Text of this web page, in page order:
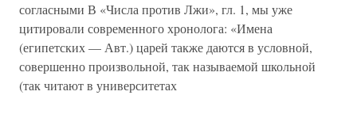
согласными В «Числа против Лжи», гл. 1, мы уже
цитировали современного хронолога: «Имена
(египетских — Авт.) царей также даются в условной,
совершенно произвольной, так называемой школьной
(так читают в университетах